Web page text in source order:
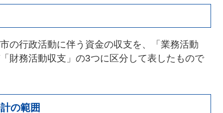
の行政活動に伴う資金の収支を、「業務活動
財務活動収支」の3つに区分して表したもので
の範囲